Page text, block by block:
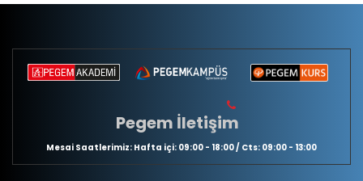
Pegem İletişim
Mesai Saatlerimiz: Hafta içi: 09:00 - 18:00 / Cts: 09:00 - 13:00